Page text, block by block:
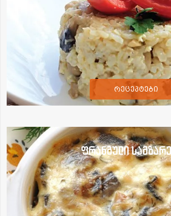
რეცეპტები
ფრანგული